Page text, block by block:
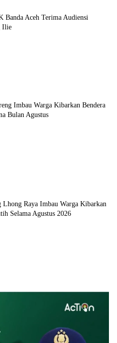
Banda Aceh Terima Audiensi
Ilie
Imbau Warga Kibarkan Bendera
Bulan Agustus
Lhong Raya Imbau Warga Kibarkan
Selama Agustus 2026